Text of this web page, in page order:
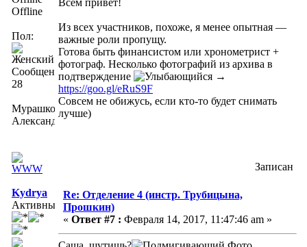
Offline
Пол:
Сообщений:
28
Мурашко
Александра
Из всех участников, похоже, я менее опытная —
важные роли пропущу.
Готова быть финансистом или хронометрист +
фотограф. Несколько фотографий из архива в
подтверждение
→
https://goo.gl/eRuS9F
Совсем не обижусь, если кто-то будет снимать
лучше)
Записан
Kydrya
Активный
Re: Отделение 4 (инстр. Трубицына,
Прошкин)
« Ответ #7 : Февраля 14, 2017, 11:47:46 am »